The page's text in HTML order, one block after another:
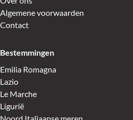
Algemene voorwaarden
Contact
Bestemmingen
Emilia Romagna
Lazio
Le Marche
Ligurië